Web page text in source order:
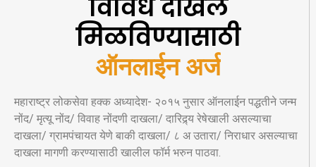
विविध दाखले
मिळविण्यासाठी
ऑनलाईन अर्ज
महाराष्ट्र लोकसेवा हक्क अध्यादेश- २०१५ नुसार ऑनलाईन पद्धतीने जन्म
नोंद/ मृत्यू नोंद/ विवाह नोंदणी दाखला/ दारिद्र्य रेषेखाली असल्याचा
दाखला/ ग्रामपंचायत येणे बाकी दाखला/ ८ अ उतारा/ निराधार असल्याचा
दाखला मागणी करण्यासाठी खालील फॉर्म भरुन पाठवा.